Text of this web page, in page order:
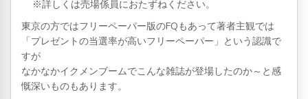
※詳しくは売場係員におたずねください。
東京の方ではフリーペーパー版のFQもあって著者主観では
「プレゼントの当選率が高いフリーペーパー」という認識で
すが
なかなかイクメンブームでこんな雑誌が登場したのか～と感
慨深いものもあります。